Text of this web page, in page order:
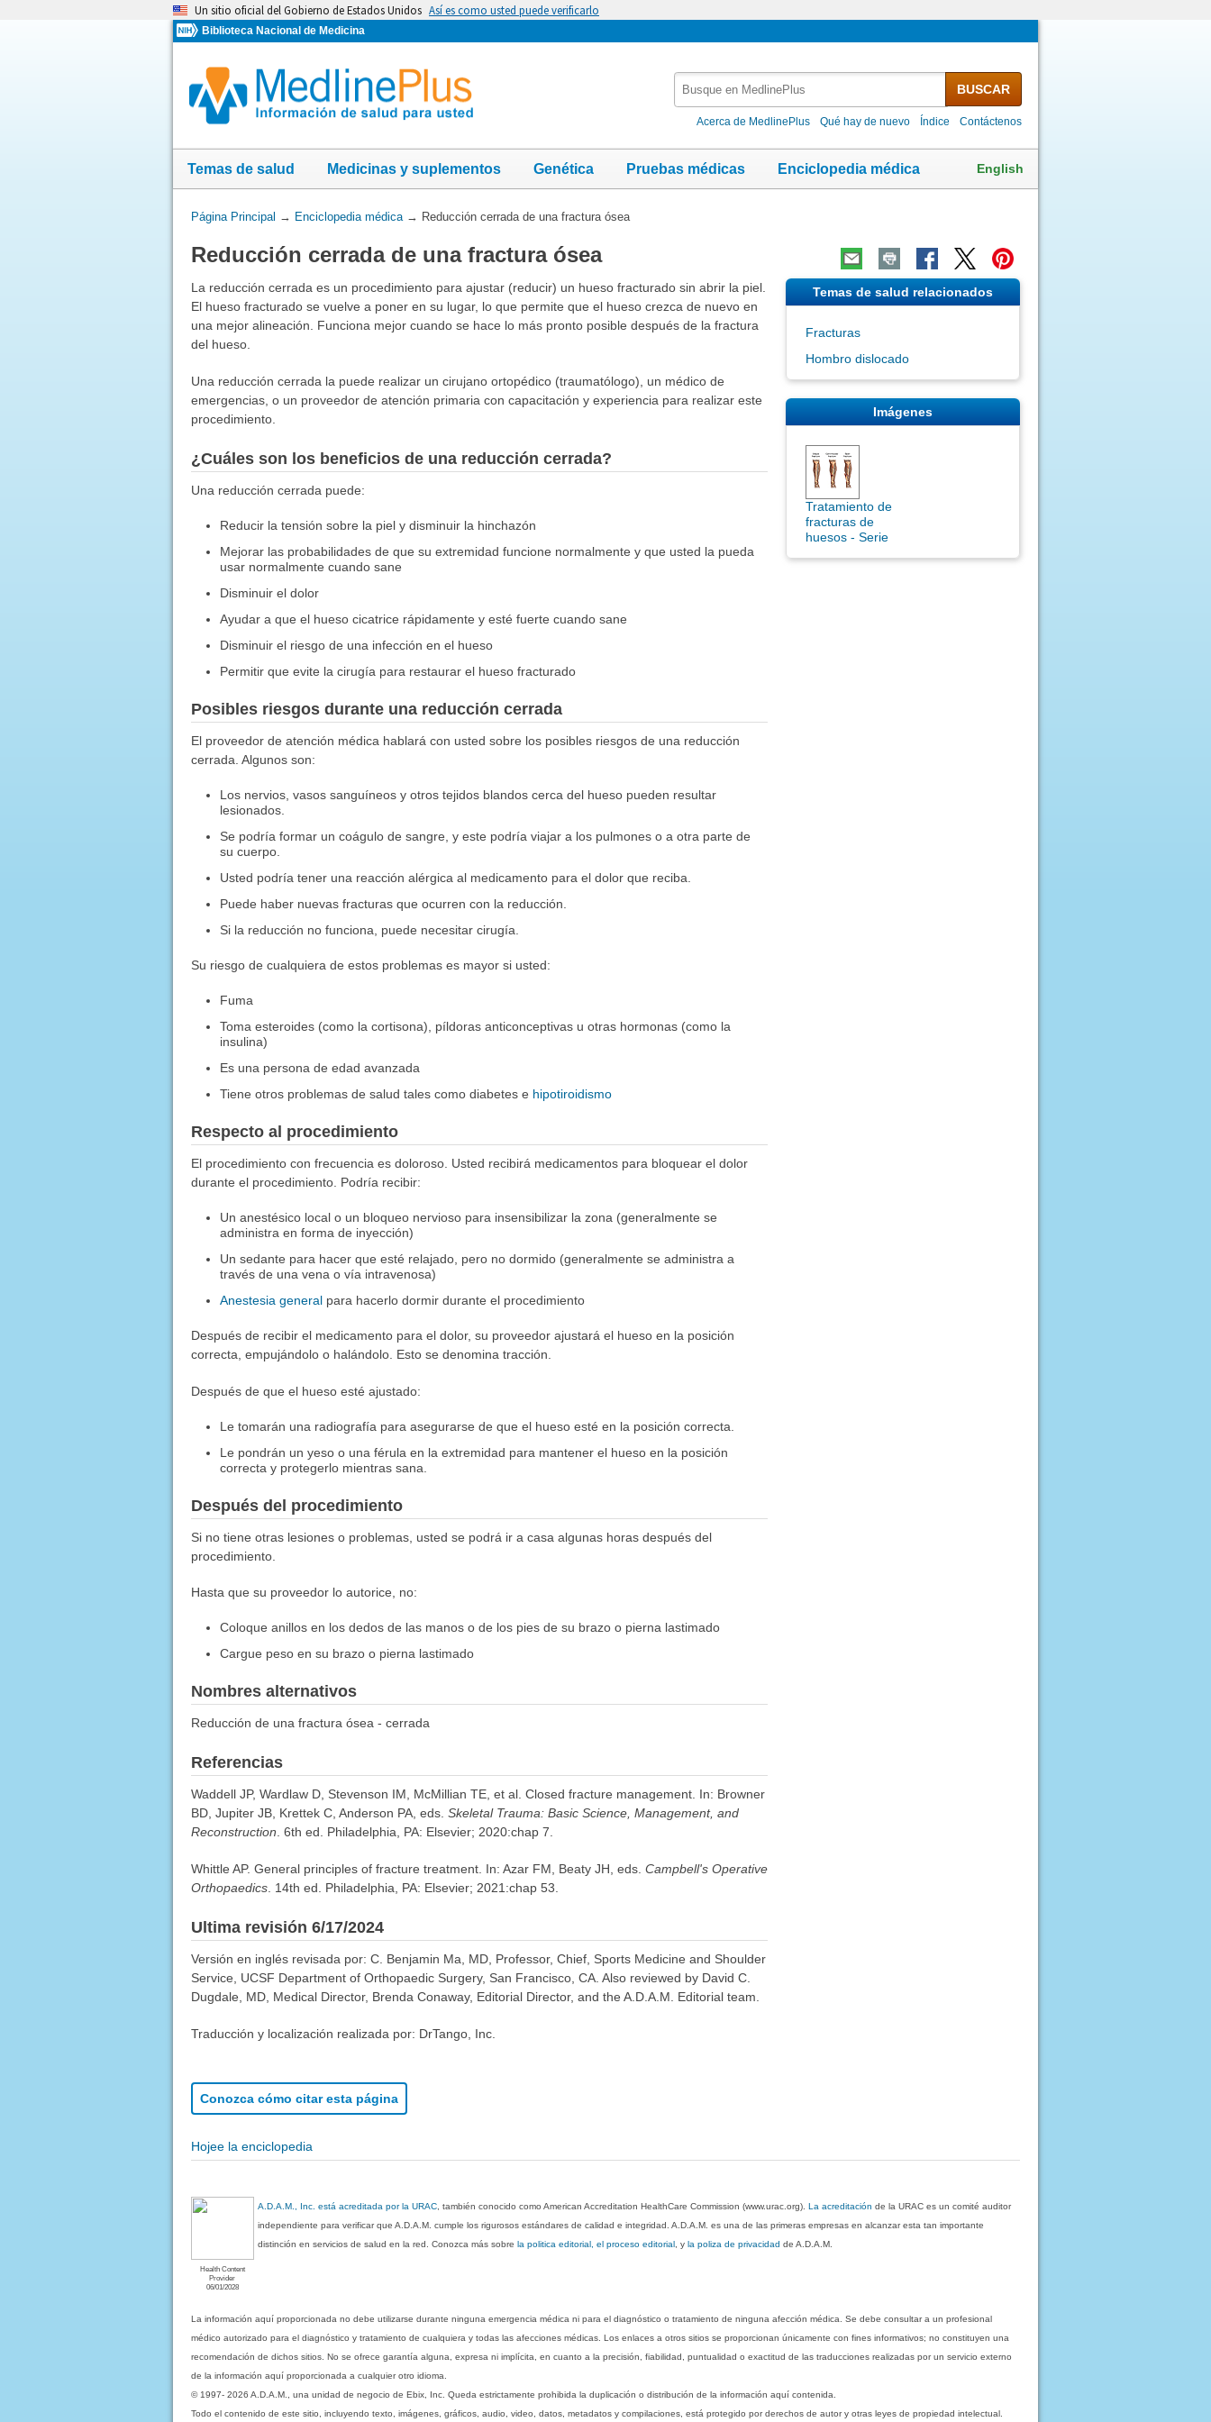
Un sitio oficial del Gobierno de Estados Unidos Así es como usted puede verificarlo
Biblioteca Nacional de Medicina
MedlinePlus
BUSCAR
Acerca de MedlinePlus Qué hay de nuevo Índice Contáctenos
Temas de salud Medicinas y suplementos Genética Pruebas médicas Enciclopedia médica English
Usted
aquí:
Página Principal → Enciclopedia médica→ Reducción cerrada de una fractura ósea
Reducción cerrada de una fractura ósea
La reducción cerrada es un procedimiento para ajustar (reducir) un hueso fracturado sin abrir la piel.
El hueso fracturado se vuelve a poner en su lugar, lo que permite que el hueso crezca de nuevo en
una mejor alineación. Funciona mejor cuando se hace lo más pronto posible después de la fractura
del hueso.
Una reducción cerrada la puede realizar un cirujano ortopédico (traumatólogo), un médico de
emergencias, o un proveedor de atención primaria con capacitación y experiencia para realizar este
procedimiento.
¿Cuáles son los beneficios de una reducción cerrada?
Una reducción cerrada puede:
Reducir la tensión sobre la piel y disminuir la hinchazón
Mejorar las probabilidades de que su extremidad funcione normalmente y que usted la pueda
usar normalmente cuando sane
Disminuir el dolor
Ayudar a que el hueso cicatrice rápidamente y esté fuerte cuando sane
Disminuir el riesgo de una infección en el hueso
Permitir que evite la cirugía para restaurar el hueso fracturado
Posibles riesgos durante una reducción cerrada
El proveedor de atención médica hablará con usted sobre los posibles riesgos de una reducción
cerrada. Algunos son:
Los nervios, vasos sanguíneos y otros tejidos blandos cerca del hueso pueden resultar
lesionados.
Se podría formar un coágulo de sangre, y este podría viajar a los pulmones o a otra parte de
su cuerpo.
Usted podría tener una reacción alérgica al medicamento para el dolor que reciba.
Puede haber nuevas fracturas que ocurren con la reducción.
Si la reducción no funciona, puede necesitar cirugía.
Su riesgo de cualquiera de estos problemas es mayor si usted:
Fuma
Toma esteroides (como la cortisona), píldoras anticonceptivas u otras hormonas (como la
insulina)
Es una persona de edad avanzada
Tiene otros problemas de salud tales como diabetes e hipotiroidismo
Respecto al procedimiento
El procedimiento con frecuencia es doloroso. Usted recibirá medicamentos para bloquear el dolor
durante el procedimiento. Podría recibir:
Un anestésico local o un bloqueo nervioso para insensibilizar la zona (generalmente se
administra en forma de inyección)
Un sedante para hacer que esté relajado, pero no dormido (generalmente se administra a
través de una vena o vía intravenosa)
Anestesia general para hacerlo dormir durante el procedimiento
Después de recibir el medicamento para el dolor, su proveedor ajustará el hueso en la posición
correcta, empujándolo o halándolo. Esto se denomina tracción.
Después de que el hueso esté ajustado:
Le tomarán una radiografía para asegurarse de que el hueso esté en la posición correcta.
Le pondrán un yeso o una férula en la extremidad para mantener el hueso en la posición
correcta y protegerlo mientras sana.
Después del procedimiento
Si no tiene otras lesiones o problemas, usted se podrá ir a casa algunas horas después del
procedimiento.
Hasta que su proveedor lo autorice, no:
Coloque anillos en los dedos de las manos o de los pies de su brazo o pierna lastimado
Cargue peso en su brazo o pierna lastimado
Nombres alternativos
Reducción de una fractura ósea - cerrada
Referencias
Waddell JP, Wardlaw D, Stevenson IM, McMillian TE, et al. Closed fracture management. In: Browner
BD, Jupiter JB, Krettek C, Anderson PA, eds. Skeletal Trauma: Basic Science, Management, and
Reconstruction. 6th ed. Philadelphia, PA: Elsevier; 2020:chap 7.
Whittle AP. General principles of fracture treatment. In: Azar FM, Beaty JH, eds. Campbell's Operative
Orthopaedics. 14th ed. Philadelphia, PA: Elsevier; 2021:chap 53.
Ultima revisión 6/17/2024
Versión en inglés revisada por: C. Benjamin Ma, MD, Professor, Chief, Sports Medicine and Shoulder
Service, UCSF Department of Orthopaedic Surgery, San Francisco, CA. Also reviewed by David C.
Dugdale, MD, Medical Director, Brenda Conaway, Editorial Director, and the A.D.A.M. Editorial team.
Traducción y localización realizada por: DrTango, Inc.
Conozca cómo citar esta página
Hojee la enciclopedia
Temas de salud relacionados
Fracturas
Hombro dislocado
Imágenes
Tratamiento de
fracturas de
huesos - Serie
Health Content
Provider
06/01/2028
A.D.A.M., Inc. está acreditada por la URAC , también conocido como American Accreditation HealthCare Commission (www.urac.org).La acreditación de la URAC es un comité auditor
independiente para verificar que A.D.A.M. cumple los rigurosos estándares de calidad e integridad. A.D.A.M. es una de las primeras empresas en alcanzar esta tan importante
distinción en servicios de salud en la red. Conozca más sobrela politica editorial, el proceso editorial , yla poliza de privacidad de A.D.A.M.
La información aquí proporcionada no debe utilizarse durante ninguna emergencia médica ni para el diagnóstico o tratamiento de ninguna afección médica. Se debe consultar a un profesional
médico autorizado para el diagnóstico y tratamiento de cualquiera y todas las afecciones médicas. Los enlaces a otros sitios se proporcionan únicamente con fines informativos; no constituyen una
recomendación de dichos sitios. No se ofrece garantía alguna, expresa ni implícita, en cuanto a la precisión, fiabilidad, puntualidad o exactitud de las traducciones realizadas por un servicio externo
de la información aquí proporcionada a cualquier otro idioma.
© 1997- 2026 A.D.A.M., una unidad de negocio de Ebix, Inc. Queda estrictamente prohibida la duplicación o distribución de la información aquí contenida.
Todo el contenido de este sitio, incluyendo texto, imágenes, gráficos, audio, video, datos, metadatos y compilaciones, está protegido por derechos de autor y otras leyes de propiedad intelectual.